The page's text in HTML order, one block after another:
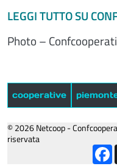
LEGGI TUTTO SU
Photo –
cooperative
© 2026 Netcoop -
riservata